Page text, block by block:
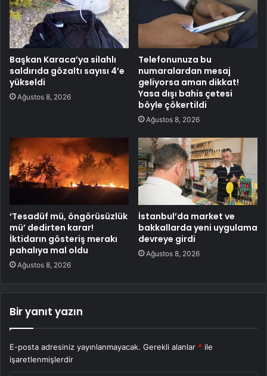
Başkan Karaca’ya silahlı
saldırıda gözaltı sayısı 4’e
yükseldi
Ağustos 8, 2026
Telefonunuza bu
numaralardan mesaj
geliyorsa aman dikkat!
Yasa dışı bahis çetesi
böyle çökertildi
Ağustos 8, 2026
‘Tesadüf mü, öngörüsüzlük
mü’ dedirten karar!
İktidarın gösteriş merakı
pahalıya mal oldu
Ağustos 8, 2026
İstanbul’da market ve
bakkallarda yeni uygulama
devreye girdi
Ağustos 8, 2026
Bir yanıt yazın
E-posta adresiniz yayınlanmayacak. Gerekli alanlar * ile
işaretlenmişlerdir